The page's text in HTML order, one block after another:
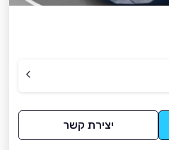
יצירת קשר